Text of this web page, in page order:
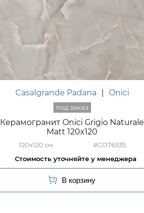
Casalgrande Padana Onici
Керамогранит Onici Grigio Naturale
Matt 120x120
120x120 #CO76535